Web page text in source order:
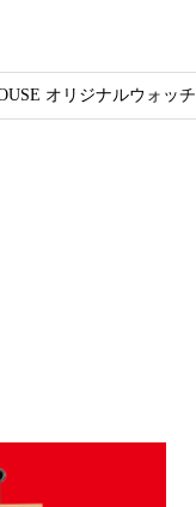
オリジナルウォッチ